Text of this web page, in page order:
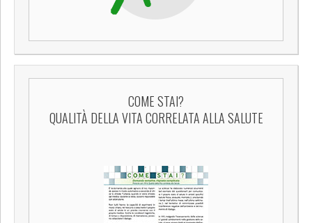
COME STAI?
QUALITÀ DELLA VITA CORRELATA ALLA SALUTE